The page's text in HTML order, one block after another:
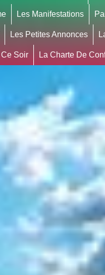
Les Manifestations
Les Petites Annonces
Soir La Charte De